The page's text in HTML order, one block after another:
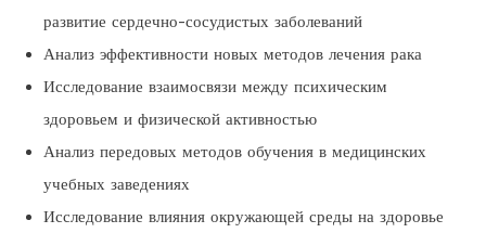
развитие сердечно-сосудистых заболеваний
Анализ эффективности новых методов лечения рака
Исследование взаимосвязи между психическим
здоровьем и физической активностью
Анализ передовых методов обучения в медицинских
учебных заведениях
Исследование влияния окружающей среды на здоровье